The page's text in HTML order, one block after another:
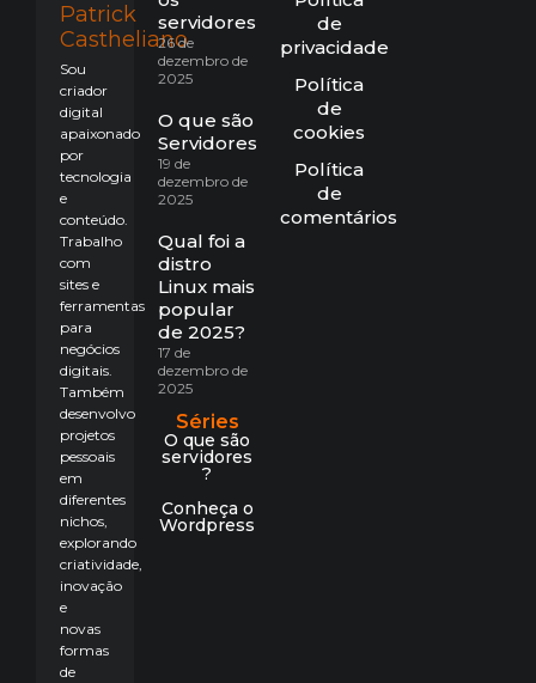
Patrick
Castheliano
Sou
criador
digital
apaixonado
por
tecnologia
e
conteúdo.
Trabalho
com
sites e
ferramentas
para
negócios
digitais.
Também
desenvolvo
projetos
pessoais
em
diferentes
nichos,
explorando
criatividade,
inovação
e
novas
formas
de
servidores?
26 de
dezembro de
2025
O que são
Servidores?
19 de
dezembro de
2025
Qual foi a
distro
Linux mais
popular
de 2025?
17 de
dezembro de
2025
Séries
O que são
servidores
?
Conheça o
Wordpress
de
privacidade
Política
de
cookies
Política
de
comentários